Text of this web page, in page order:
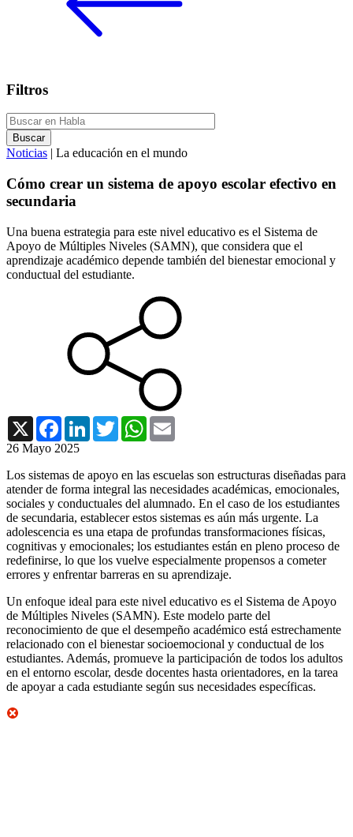
Filtros
Noticias | La educación en el mundo
Cómo crear un sistema de apoyo escolar efectivo en
secundaria
Una buena estrategia para este nivel educativo es el Sistema de
Apoyo de Múltiples Niveles (SAMN), que considera que el
aprendizaje académico depende también del bienestar emocional y
conductual del estudiante.
X FacebookLinkedInTwitterWhatsApp
26 Mayo 2025
Los sistemas de apoyo en las escuelas son estructuras diseñadas para
atender de forma integral las necesidades académicas, emocionales,
sociales y conductuales del alumnado. En el caso de los estudiantes
de secundaria, establecer estos sistemas es aún más urgente. La
adolescencia es una etapa de profundas transformaciones físicas,
cognitivas y emocionales; los estudiantes están en pleno proceso de
redefinirse, lo que los vuelve especialmente propensos a cometer
errores y enfrentar barreras en su aprendizaje.
Un enfoque ideal para este nivel educativo es el Sistema de Apoyo
de Múltiples Niveles (SAMN). Este modelo parte del
reconocimiento de que el desempeño académico está estrechamente
relacionado con el bienestar socioemocional y conductual de los
estudiantes. Además, promueve la participación de todos los adultos
en el entorno escolar, desde docentes hasta orientadores, en la tarea
de apoyar a cada estudiante según sus necesidades específicas.